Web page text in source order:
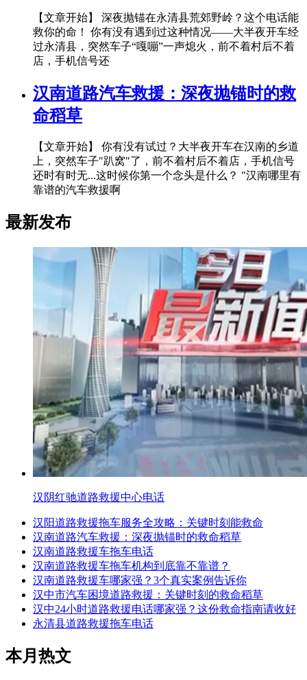
【文章开始】 深夜抛锚在永清县荒郊野岭？这个电话能
救你的命！ 你有没有遇到过这种情况——大半夜开车经
过永清县，突然车子“嘎嘣”一声熄火，前不着村后不着
店，手机信号还
汉南道路汽车救援：深夜抛锚时的救
命稻草
【文章开始】 你有没有试过？大半夜开车在汉南的乡道
上，突然车子"趴窝"了，前不着村后不着店，手机信号
还时有时无...这时候你第一个念头是什么？ "汉南哪里有
靠谱的汽车救援啊
最新发布
汉阴红驰道路救援中心电话
汉阳道路救援拖车服务全攻略：关键时刻能救命
汉南道路汽车救援：深夜抛锚时的救命稻草
汉南道路救援车拖车电话
汉南道路救援车拖车机构到底靠不靠谱？
汉南道路救援车哪家强？3个真实案例告诉你
汉中市汽车困境道路救援：关键时刻的救命稻草
汉中24小时道路救援电话哪家强？这份救命指南请收好
永清县道路救援拖车电话
本月热文